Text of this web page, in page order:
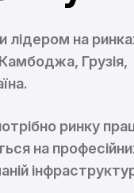
лідером на
Грузія,
ринку
на